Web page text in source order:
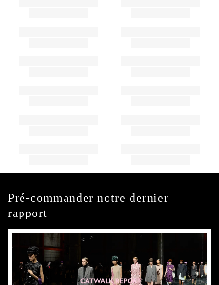
Pré-commander notre dernier
rapport